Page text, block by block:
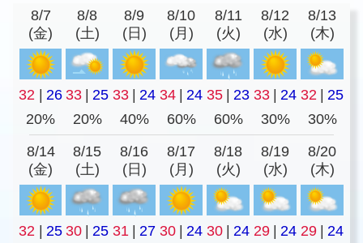
8/7
(金)
8/8
(土)
8/9
(日)
8/10
(月)
8/11
(火)
8/12
(水)
8/13
(木)
32 | 26 33 | 25 33 | 24 34 | 24 35 | 23 33 | 24 32 | 25
20%
20% 40% 60% 60% 30% 30%
8/14
(金)
8/15
(土)
8/16
(日)
8/17
(月)
8/18
(火)
8/19
(水)
8/20
(木)
32 | 25 30 | 25 31 | 27 30 | 24 30 | 24 29 | 24 29 | 24